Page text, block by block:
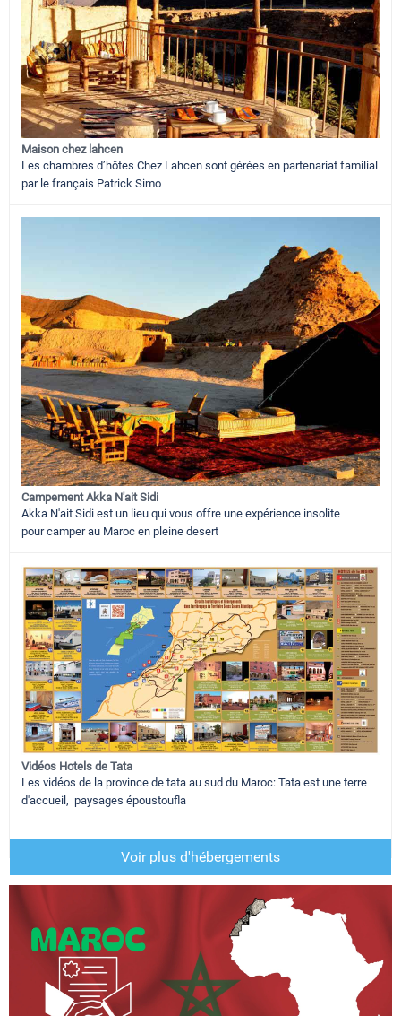
Maison chez lahcen
Les chambres d’hôtes Chez Lahcen sont gérées en partenariat familial
par le français Patrick Simo
Campement Akka N'ait Sidi
Akka N'ait Sidi est un lieu qui vous offre une expérience insolite
pour camper au Maroc en pleine desert
Vidéos Hotels de Tata
Les vidéos de la province de tata au sud du Maroc: Tata est une terre
d'accueil, paysages époustoufla
Voir plus d'hébergements